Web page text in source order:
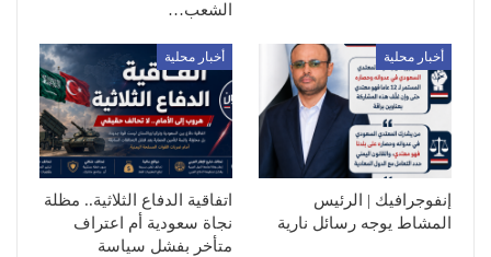
الشعب…
أخبار محلية
إنفوجرافيك | الرئيس
المشاط يوجه رسائل نارية
أخبار محلية
اتفاقية الدفاع الثلاثية.. مظلة
نجاة سعودية أم اعتراف
متأخر بفشل سياسة